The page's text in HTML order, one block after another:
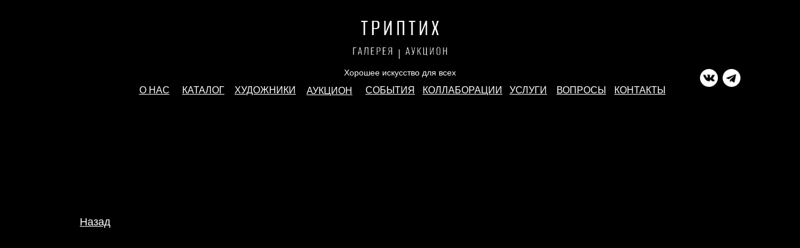
КАТАЛОГ
О НАС КОНТАКТЫ
УСЛУГИ ВОПРОСЫ
СОБЫТИЯ КОЛЛАБОРАЦИИ
ХУДОЖНИКИ АУКЦИОН
Хорошее искусство для всех
Назад